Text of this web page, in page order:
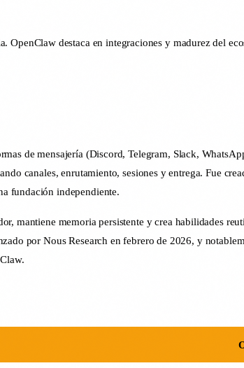
OpenClaw destaca en integraciones y madurez del
de mensajería (Discord, Telegram, Slack,
canales, enrutamiento, sesiones y entrega. Fue
fundación independiente.
mantiene memoria persistente y crea habilidades
por Nous Research en febrero de 2026, y